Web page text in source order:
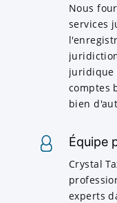
Nous
services
juridique
comptes
bien
Équipe
Crystal
experts